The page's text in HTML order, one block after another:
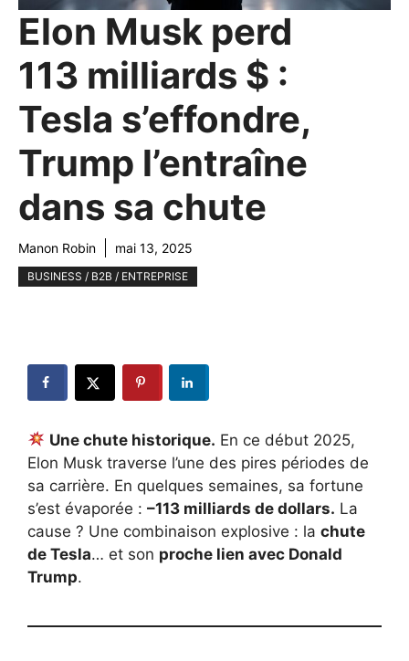
Elon Musk perd
113 milliards $ :
Tesla s’effondre,
Trump l’entraîne
dans sa chute
Manon Robin mai 13, 2025
BUSINESS / B2B / ENTREPRISE
Une chute historique. En ce début 2025,
Elon Musk traverse l’une des pires périodes de
sa carrière. En quelques semaines, sa fortune
s’est évaporée : –113 milliards de dollars. La
cause ? Une combinaison explosive : la chute
de Tesla… et son proche lien avec Donald
Trump.